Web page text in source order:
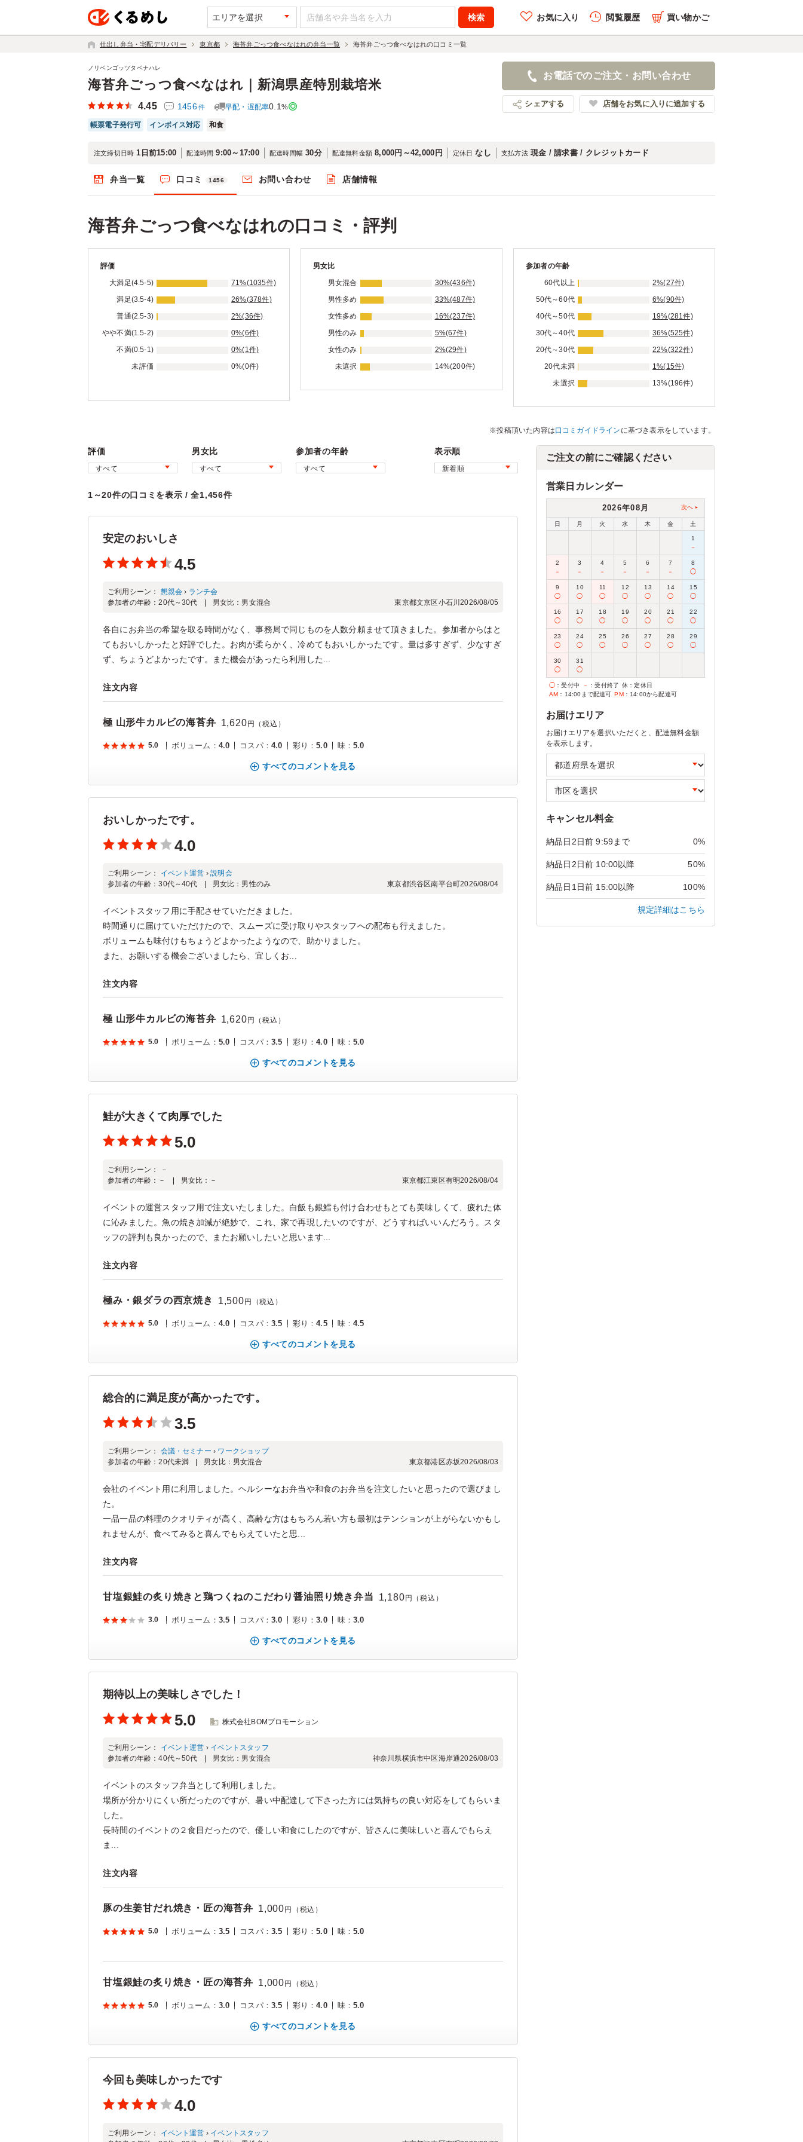
エリアを選択 お気に入り 閲覧履歴 買い物かご
仕出し弁当・宅配デリバリー 東京都 海苔弁ごっつ食べなはれの弁当一覧 海苔弁ごっつ食べなはれの口コミ一覧
海苔弁ごっつ食べなはれ｜新潟県産特別栽培米
ノリベンゴッツタベナハレ
4.45 1456件 早配・遅配率0.1 %
帳票電子発行可 インボイス対応 和食
お電話でのご注文・お問い合わせ
シェアする 店舗をお気に入りに追加する
注文締切日時 1日前15:00 配達時間 9:00～17:00 配達時間幅 30分 配達無料金額 8,000円～42,000円 定休日 なし 支払方法 現金 / 請求書 / クレジットカード
弁当一覧 口コミ 1456 お問い合わせ 店舗情報
海苔弁ごっつ食べなはれの口コミ・評判
評価
大満足(4.5-5)
71%(1035件)
満足(3.5-4)
26%(378件)
普通(2.5-3)
2%(36件)
やや不満(1.5-2)
0%(6件)
不満(0.5-1)
0%(1件)
未評価
0%(0件)
男女比
男女混合
30%(436件)
男性多め
33%(487件)
女性多め
16%(237件)
男性のみ
5%(67件)
女性のみ
2%(29件)
未選択
14%(200件)
参加者の年齢
60代以上
2%(27件)
50代～60代
6%(90件)
40代～50代
19%(281件)
30代～40代
36%(525件)
20代～30代
22%(322件)
20代未満
1%(15件)
未選択
13%(196件)
※投稿頂いた内容は口コミガイドライン に基づき表示をしています。
評価 男女比 参加者の年齢 表示順
1～20件の口コミを表示 / 全1,456件
安定のおいしさ
4.5
ご利用シーン： 懇親会 › ランチ会
参加者の年齢：20代～30代 男女比： 男女混合 東京都文京区小石川2026/08/05
各自にお弁当の希望を取る時間がなく、事務局で同じものを人数分頼ませて頂きました。参加者からはと
てもおいしかったと好評でした。お肉が柔らかく、冷めてもおいしかったです。量は多すぎず、少なすぎ
ず、ちょうどよかったです。また機会があったら利用した...
注文内容
極 山形牛カルビの海苔弁 1,620 円（税込）
5.0 ボリューム ： 4.0 コスパ： 4.0 彩り ：5.0 味：5.0
すべてのコメントを見る
おいしかったです。
4.0
ご利用シーン： イベント運営 ›説明会
参加者の年齢：30代～40代 男女比： 男性のみ 東京都渋谷区南平台町2026/08/04
イベントスタッフ用に手配させていただきました。
時間通りに届けていただけたので、スムーズに受け取りやスタッフへの配布も行えました。
ボリュームも味付けもちょうどよかったようなので、助かりました。
また、お願いする機会ございましたら、宜しくお...
注文内容
極 山形牛カルビの海苔弁 1,620 円（税込）
5.0 ボリューム ： 5.0 コスパ： 3.5 彩り ：4.0 味：5.0
すべてのコメントを見る
鮭が大きくて肉厚でした
5.0
ご利用シーン：
－
参加者の年齢： － 男女比： － 東京都江東区有明2026/08/04
イベントの運営スタッフ用で注文いたしました。白飯も銀鱈も付け合わせもとても美味しくて、疲れた体
に沁みました。魚の焼き加減が絶妙で、これ、家で再現したいのですが、どうすればいいんだろう。スタ
ッフの評判も良かったので、またお願いしたいと思います...
注文内容
極み・銀ダラの西京焼き 1,500 円（税込）
5.0 ボリューム ： 4.0 コスパ： 3.5 彩り ：4.5 味：4.5
すべてのコメントを見る
総合的に満足度が高かったです。
3.5
ご利用シーン： 会議・セミナー › ワークショップ
参加者の年齢：20代未満 男女比： 男女混合 東京都港区赤坂2026/08/03
会社のイベント用に利用しました。ヘルシーなお弁当や和食のお弁当を注文したいと思ったので選びまし
た。
一品一品の料理のクオリティが高く、高齢な方はもちろん若い方も最初はテンションが上がらないかもし
れませんが、食べてみると喜んでもらえていたと思...
注文内容
甘塩銀鮭の炙り焼きと鶏つくねのこだわり醤油照り焼き弁当 1,180 円（税込）
3.0 ボリューム ： 3.5 コスパ： 3.0 彩り ：3.0 味：3.0
すべてのコメントを見る
期待以上の美味しさでした！
5.0 株式会社BOMプロモーション
ご利用シーン： イベント運営 › イベントスタッフ
参加者の年齢：40代～50代 男女比： 男女混合 神奈川県横浜市中区海岸通2026/08/03
イベントのスタッフ弁当として利用しました。
場所が分かりにくい所だったのですが、暑い中配達して下さった方には気持ちの良い対応をしてもらいま
した。
長時間のイベントの２食目だったので、優しい和食にしたのですが、皆さんに美味しいと喜んでもらえ
ま...
注文内容
豚の生姜甘だれ焼き・匠の海苔弁 1,000 円（税込）
5.0 ボリューム ： 3.5 コスパ： 3.5 彩り ：5.0 味：5.0
甘塩銀鮭の炙り焼き・匠の海苔弁 1,000 円（税込）
5.0 ボリューム ： 3.0 コスパ： 3.5 彩り ：4.0 味：5.0
すべてのコメントを見る
今回も美味しかったです
4.0
ご利用シーン： イベント運営 › イベントスタッフ
ご注文の前にご確認ください
営業日カレンダー
2026年08月 次へ
日 月 火 水 木 金 土
1
－
2
－
3
－
4
－
5
－
6
－
7
－
8
◯
9
◯
10
◯
11
◯
12
◯
13
◯
14
◯
15
◯
16
◯
17
◯
18
◯
19
◯
20
◯
21
◯
22
◯
23
◯
24
◯
25
◯
26
◯
27
◯
28
◯
29
◯
30
◯
31
◯
◯ ：受付中 － ：受付終了 休 ：定休日
AM ：14:00まで配達可 PM：14:00から配達可
お届けエリア
お届けエリアを選択いただくと、配達無料金額
を表示します。
キャンセル料金
納品日2日前 9:59まで 0%
納品日2日前 10:00以降 50%
納品日1日前 15:00以降 100%
規定詳細はこちら